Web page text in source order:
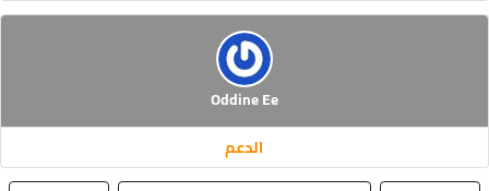
Oddine Ee
الدعم